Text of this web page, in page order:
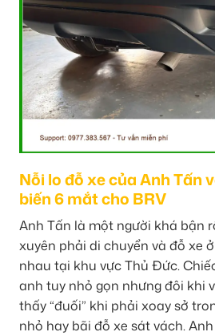
Nỗi lo đỗ xe của Anh Tấn
biến 6 mắt cho BRV
Anh Tấn là một người khá bận
xuyên phải di chuyển và đỗ xe
nhau tại khu vực Thủ Đức.
anh tuy nhỏ gọn nhưng đôi khi
thấy “đuối” khi phải xoay sở
nhỏ hay bãi đỗ xe sát vách.